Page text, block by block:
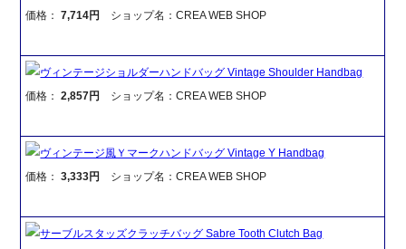
価格：7,714円 ショップ名：CREA WEB SHOP
ヴィンテージショルダーハンドバッグ Vintage Shoulder Handbag
価格：2,857円 ショップ名：CREA WEB SHOP
ヴィンテージ風Ｙマークハンドバッグ Vintage Y Handbag
価格：3,333円 ショップ名：CREA WEB SHOP
サーブルスタッズクラッチバッグ Sabre Tooth Clutch Bag